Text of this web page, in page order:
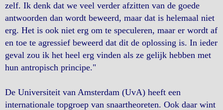
zelf. Ik denk dat we veel verder afzitten van de goede
antwoorden dan wordt beweerd, maar dat is helemaal niet
erg. Het is ook niet erg om te speculeren, maar er wordt af
en toe te agressief beweerd dat dit de oplossing is. In ieder
geval zou ik het heel erg vinden als ze gelijk hebben met
hun antropisch principe."
De Universiteit van Amsterdam (UvA) heeft een
internationale topgroep van snaartheoreten. Ook daar wint